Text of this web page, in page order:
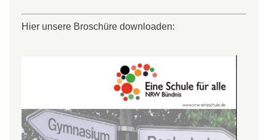
Hier unsere Broschüre downloaden: